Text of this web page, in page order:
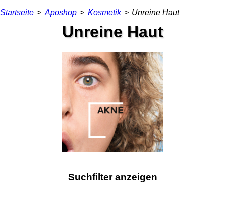
Startseite > Aposhop > Kosmetik > Unreine Haut
Unreine Haut
Suchfilter anzeigen